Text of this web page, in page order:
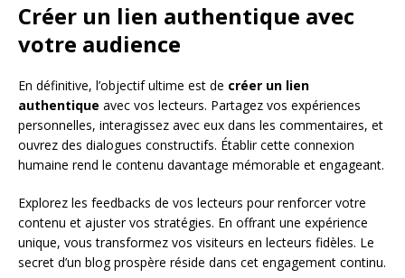
Créer un lien authentique avec
votre audience
En définitive, l’objectif ultime est de créer un lien
authentique avec vos lecteurs. Partagez vos expériences
personnelles, interagissez avec eux dans les commentaires, et
ouvrez des dialogues constructifs. Établir cette connexion
humaine rend le contenu davantage mémorable et engageant.
Explorez les feedbacks de vos lecteurs pour renforcer votre
contenu et ajuster vos stratégies. En offrant une expérience
unique, vous transformez vos visiteurs en lecteurs fidèles. Le
secret d’un blog prospère réside dans cet engagement continu.